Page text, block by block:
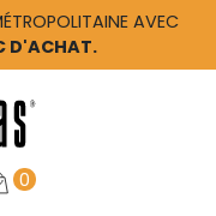
AVEC
D'ACHAT.
0